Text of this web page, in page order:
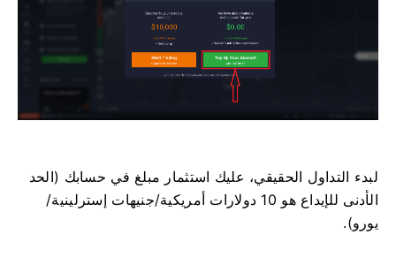
لبدء التداول الحقيقي، عليك استثمار مبلغ في حسابك (الحد
الأدنى للإيداع هو 10 دولارات أمريكية/جنيهات إسترلينية/
يورو).